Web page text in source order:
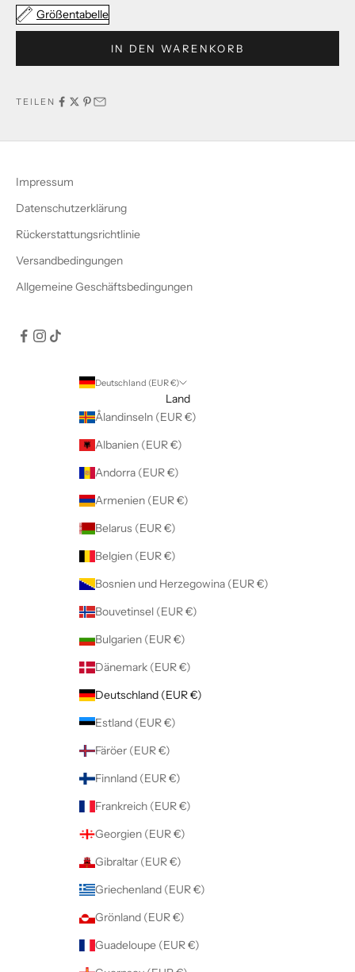
Größentabelle
IN DEN WARENKORB
TEILEN
Impressum
Datenschutzerklärung
Rückerstattungsrichtlinie
Versandbedingungen
Allgemeine Geschäftsbedingungen
Deutschland (EUR €)
Land
Ålandinseln (EUR €)
Albanien (EUR €)
Andorra (EUR €)
Armenien (EUR €)
Belarus (EUR €)
Belgien (EUR €)
Bosnien und Herzegowina (EUR €)
Bouvetinsel (EUR €)
Bulgarien (EUR €)
Dänemark (EUR €)
Deutschland (EUR €)
Estland (EUR €)
Färöer (EUR €)
Finnland (EUR €)
Frankreich (EUR €)
Georgien (EUR €)
Gibraltar (EUR €)
Griechenland (EUR €)
Grönland (EUR €)
Guadeloupe (EUR €)